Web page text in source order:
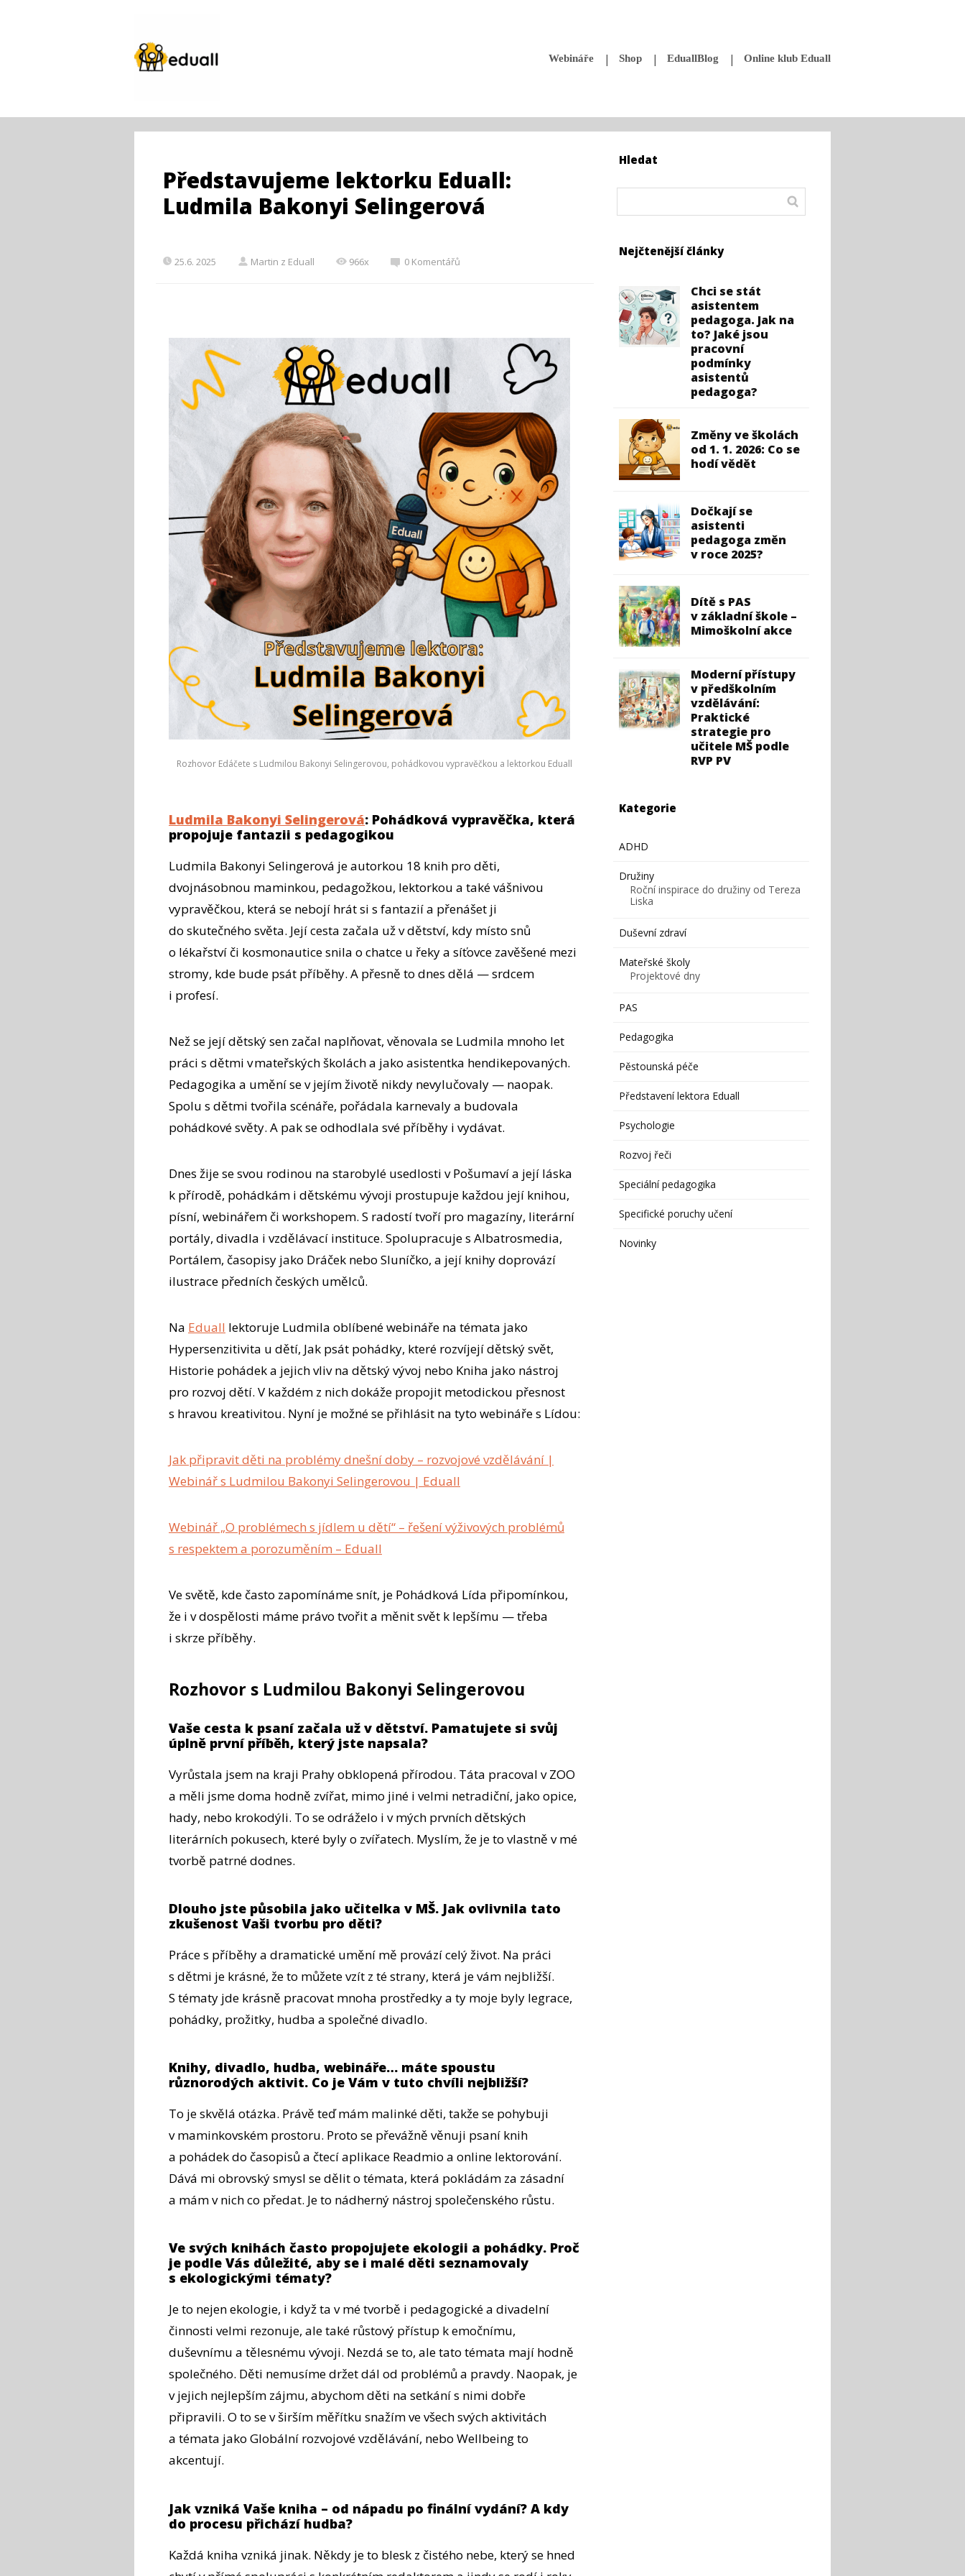
Webináře Shop EduallBlog Online klub Eduall
Představujeme lektorku Eduall:
Ludmila Bakonyi Selingerová
25.6. 2025 Martin z Eduall 966x 0 Komentářů
Rozhovor Edáčete s Ludmilou Bakonyi Selingerovou, pohádkovou vypravěčkou a lektorkou Eduall
Ludmila Bakonyi Selingerová: Pohádková vypravěčka, která
propojuje fantazii s pedagogikou
Ludmila Bakonyi Selingerová je autorkou 18 knih pro děti,
dvojnásobnou maminkou, pedagožkou, lektorkou a také vášnivou
vypravěčkou, která se nebojí hrát si s fantazií a přenášet ji
do skutečného světa. Její cesta začala už v dětství, kdy místo snů
o lékařství či kosmonautice snila o chatce u řeky a síťovce zavěšené mezi
stromy, kde bude psát příběhy. A přesně to dnes dělá — srdcem
i profesí.
Než se její dětský sen začal naplňovat, věnovala se Ludmila mnoho let
práci s dětmi v mateřských školách a jako asistentka hendikepovaných.
Pedagogika a umění se v jejím životě nikdy nevylučovaly — naopak.
Spolu s dětmi tvořila scénáře, pořádala karnevaly a budovala
pohádkové světy. A pak se odhodlala své příběhy i vydávat.
Dnes žije se svou rodinou na starobylé usedlosti v Pošumaví a její láska
k přírodě, pohádkám i dětskému vývoji prostupuje každou její knihou,
písní, webinářem či workshopem. S radostí tvoří pro magazíny, literární
portály, divadla i vzdělávací instituce. Spolupracuje s Albatrosmedia,
Portálem, časopisy jako Dráček nebo Sluníčko, a její knihy doprovází
ilustrace předních českých umělců.
Na Eduall lektoruje Ludmila oblíbené webináře na témata jako
Hypersenzitivita u dětí, Jak psát pohádky, které rozvíjejí dětský svět,
Historie pohádek a jejich vliv na dětský vývoj nebo Kniha jako nástroj
pro rozvoj dětí. V každém z nich dokáže propojit metodickou přesnost
s hravou kreativitou. Nyní je možné se přihlásit na tyto webináře s Lídou:
Jak připravit děti na problémy dnešní doby – rozvojové vzdělávání |
Webinář s Ludmilou Bakonyi Selingerovou | Eduall
Webinář „O problémech s jídlem u dětí“ – řešení výživových problémů
s respektem a porozuměním – Eduall
Ve světě, kde často zapomínáme snít, je Pohádková Lída připomínkou,
že i v dospělosti máme právo tvořit a měnit svět k lepšímu — třeba
i skrze příběhy.
Rozhovor s Ludmilou Bakonyi Selingerovou
Vaše cesta k psaní začala už v dětství. Pamatujete si svůj
úplně první příběh, který jste napsala?
Vyrůstala jsem na kraji Prahy obklopená přírodou. Táta pracoval v ZOO
a měli jsme doma hodně zvířat, mimo jiné i velmi netradiční, jako opice,
hady, nebo krokodýli. To se odráželo i v mých prvních dětských
literárních pokusech, které byly o zvířatech. Myslím, že je to vlastně v mé
tvorbě patrné dodnes.
Dlouho jste působila jako učitelka v MŠ. Jak ovlivnila tato
zkušenost Vaši tvorbu pro děti?
Práce s příběhy a dramatické umění mě provází celý život. Na práci
s dětmi je krásné, že to můžete vzít z té strany, která je vám nejbližší.
S tématy jde krásně pracovat mnoha prostředky a ty moje byly legrace,
pohádky, prožitky, hudba a společné divadlo.
Knihy, divadlo, hudba, webináře… máte spoustu
různorodých aktivit. Co je Vám v tuto chvíli nejbližší?
To je skvělá otázka. Právě teď mám malinké děti, takže se pohybuji
v maminkovském prostoru. Proto se převážně věnuji psaní knih
a pohádek do časopisů a čtecí aplikace Readmio a online lektorování.
Dává mi obrovský smysl se dělit o témata, která pokládám za zásadní
a mám v nich co předat. Je to nádherný nástroj společenského růstu.
Ve svých knihách často propojujete ekologii a pohádky. Proč
je podle Vás důležité, aby se i malé děti seznamovaly
s ekologickými tématy?
Je to nejen ekologie, i když ta v mé tvorbě i pedagogické a divadelní
činnosti velmi rezonuje, ale také růstový přístup k emočnímu,
duševnímu a tělesnému vývoji. Nezdá se to, ale tato témata mají hodně
společného. Děti nemusíme držet dál od problémů a pravdy. Naopak, je
v jejich nejlepším zájmu, abychom děti na setkání s nimi dobře
připravili. O to se v širším měřítku snažím ve všech svých aktivitách
a témata jako Globální rozvojové vzdělávání, nebo Wellbeing to
akcentují.
Jak vzniká Vaše kniha – od nápadu po finální vydání? A kdy
do procesu přichází hudba?
Každá kniha vzniká jinak. Někdy je to blesk z čistého nebe, který se hned
Hledat
Nejčtenější články
Chci se stát
asistentem
pedagoga. Jak na
to? Jaké jsou
pracovní
podmínky
asistentů
pedagoga?
Změny ve školách
od 1. 1. 2026: Co se
hodí vědět
Dočkají se
asistenti
pedagoga změn
v roce 2025?
Dítě s PAS
v základní škole –
Mimoškolní akce
Moderní přístupy
v předškolním
vzdělávání:
Praktické
strategie pro
učitele MŠ podle
RVP PV
Kategorie
ADHD
Družiny
Roční inspirace do družiny od Tereza
Liska
Duševní zdraví
Mateřské školy
Projektové dny
PAS
Pedagogika
Pěstounská péče
Představení lektora Eduall
Psychologie
Rozvoj řeči
Speciální pedagogika
Specifické poruchy učení
Novinky